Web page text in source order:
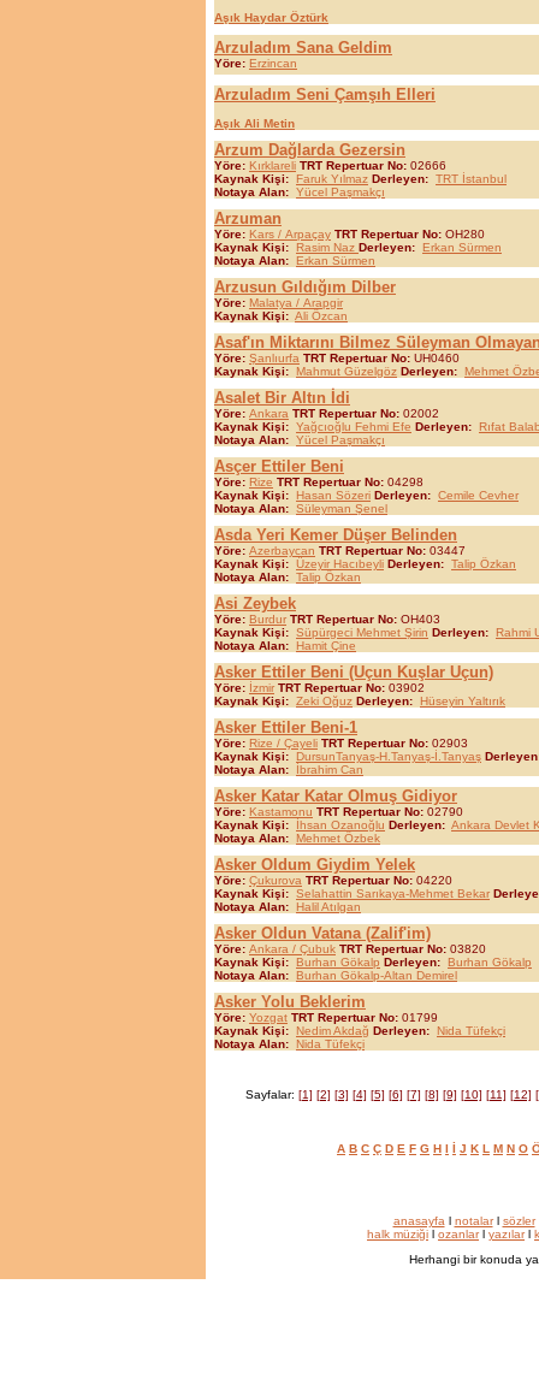
Aşık Haydar Öztürk
Arzuladım Sana Geldim
Yöre: Erzincan
Arzuladım Seni Çamşıh Elleri
Aşık Ali Metin
Arzum Dağlarda Gezersin
Yöre: Kırklareli TRT Repertuar No: 02666
Kaynak Kişi: Faruk Yılmaz Derleyen: TRT İstanbul
Notaya Alan: Yücel Paşmakçı
Arzuman
Yöre: Kars / Arpaçay TRT Repertuar No: OH280
Kaynak Kişi: Rasim Naz Derleyen: Erkan Sürmen
Notaya Alan: Erkan Sürmen
Arzusun Gıldığım Dilber
Yöre: Malatya / Arapgir
Kaynak Kişi: Ali Özcan
Asaf'ın Miktarını Bilmez Süleyman
Yöre: Şanlıurfa TRT Repertuar No: UH0460
Kaynak Kişi: Mahmut Güzelgöz Derleyen: Mehmet
Asalet Bir Altın İdi
Yöre: Ankara TRT Repertuar No: 02002
Kaynak Kişi: Yağcıoğlu Fehmi Efe Derleyen: Rıfat
Notaya Alan: Yücel Paşmakçı
Asçer Ettiler Beni
Yöre: Rize TRT Repertuar No: 04298
Kaynak Kişi: Hasan Sözeri Derleyen: Cemile Cevher
Notaya Alan: Süleyman Şenel
Asda Yeri Kemer Düşer Belinden
Yöre: Azerbaycan TRT Repertuar No: 03447
Kaynak Kişi: Üzeyir Hacıbeyli Derleyen: Talip Özkan
Notaya Alan: Talip Özkan
Asi Zeybek
Yöre: Burdur TRT Repertuar No: OH403
Kaynak Kişi: Süpürgeci Mehmet Şirin Derleyen: Rahmi
Notaya Alan: Hamit Çine
Asker Ettiler Beni (Uçun Kuşlar Uçun)
Yöre: İzmir TRT Repertuar No: 03902
Kaynak Kişi: Zeki Oğuz Derleyen: Hüseyin Yaltırık
Asker Ettiler Beni-1
Yöre: Rize / Çayeli TRT Repertuar No: 02903
Kaynak Kişi: DursunTanyaş-H.Tanyaş-İ.Tanyaş
Notaya Alan:
İbrahim Can
Asker Katar Katar Olmuş Gidiyor
Yöre: Kastamonu TRT Repertuar No: 02790
Kaynak Kişi:
İhsan Ozanoğlu Derleyen: Ankara Devlet
Notaya Alan: Mehmet Özbek
Asker Oldum Giydim Yelek
Yöre: Çukurova TRT Repertuar No: 04220
Kaynak Kişi: Selahattin Sarıkaya-Mehmet Bekar
Notaya Alan: Halil Atılgan
Asker Oldun Vatana (Zalif'im)
Yöre: Ankara / Çubuk TRT Repertuar No: 03820
Kaynak Kişi: Burhan Gökalp Derleyen: Burhan Gökalp
Notaya Alan: Burhan Gökalp-Altan Demirel
Asker Yolu Beklerim
Yöre: Yozgat TRT Repertuar No: 01799
Kaynak Kişi: Nedim Akdağ Derleyen: Nida Tüfekçi
Notaya Alan: Nida Tüfekçi
Sayfalar: [1] [2] [3] [4] [5] [6] [7] [8] [9] [10] [11] [12]
A B C Ç D E F G H I İ J K L M N O
anasayfa l notalarl sözler
halk müziği l ozanlarl yazılarl
Herhangi bir konuda